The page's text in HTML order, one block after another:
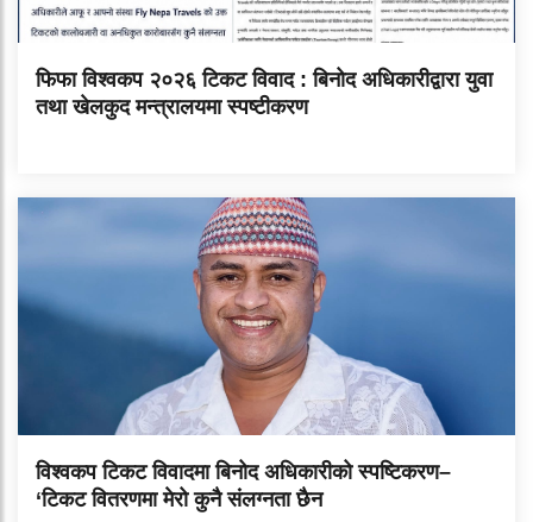
फिफा विश्वकप २०२६ टिकट विवाद : बिनोद अधिकारीद्वारा युवा
तथा खेलकुद मन्त्रालयमा स्पष्टीकरण
विश्वकप टिकट विवादमा बिनोद अधिकारीको स्पष्टिकरण–
‘टिकट वितरणमा मेरो कुनै संलग्नता छैन